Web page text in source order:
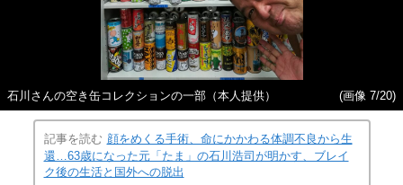
石川さんの空き缶コレクションの一部（本人提供） (画像 7/20)
記事を読む 顔をめくる手術、命にかかわる体調不良から生
還…63歳になった元「たま」の石川浩司が明かす、ブレイ
ク後の生活と国外への脱出